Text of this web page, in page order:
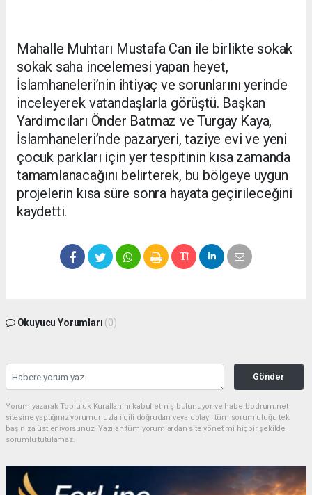
Mahalle Muhtarı Mustafa Can ile birlikte sokak
sokak saha incelemesi yapan heyet,
İslamhaneleri’nin ihtiyaç ve sorunlarını yerinde
inceleyerek vatandaşlarla görüştü. Başkan
Yardımcıları Önder Batmaz ve Turgay Kaya,
İslamhaneleri’nde pazaryeri, taziye evi ve yeni
çocuk parkları için yer tespitinin kısa zamanda
tamamlanacağını belirterek, bu bölgeye uygun
projelerin kısa süre sonra hayata geçirileceğini
kaydetti.
Okuyucu Yorumları (0)
Gönder
Yorum yazarak Topluluk Kuralları’nı kabul etmiş bulunuyor ve haberbodrum.net
sitesine yaptığınız yorumunuzla ilgili doğrudan veya dolaylı tüm sorumluluğu tek
başınıza üstleniyorsunuz. Yazılan tüm yorumlardan site yönetimi hiçbir şekilde
sorumlu tutulamaz.